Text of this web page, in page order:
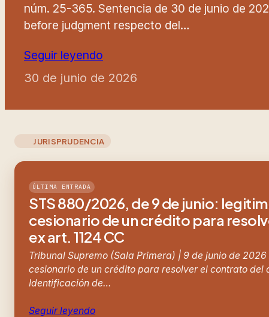
núm. 25-365. Sentencia de 30 de junio de
before judgment respecto del…
Seguir leyendo
30 de junio de 2026
JURISPRUDENCIA
ÚLTIMA ENTRADA
STS 880/2026, de 9 de junio:
cesionario de un crédito para
ex art. 1124 CC
Tribunal Supremo (Sala Primera) | 9 de junio de
cesionario de un crédito para resolver el contrato del
Identificación de…
Seguir leyendo